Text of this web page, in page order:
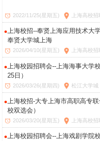
2022/11/25(星期五) 上海高校
上海校招--奉贤上海应用技术大
奉贤大学城上海
2026/04/10(星期五) 上海高校
上海校园招聘会--上海海事大学
25日）
2026/03/26(星期四) 松江大学城
上海校招-大专上海市高职高专
校双选会）
2026/03/20(星期五) 上海高校
上海校园招聘会--上海戏剧学院